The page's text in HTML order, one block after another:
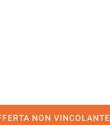
NON VINCOLANTE